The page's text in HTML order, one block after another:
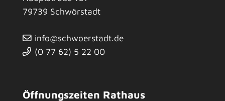
79739 Schwörstadt
info@schwoerstadt.de
(0 77 62) 5 22 00
Öffnungszeiten Rathaus